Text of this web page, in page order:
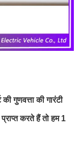
की गुणवत्ता की गारंटी
करते हैं तो हम 1